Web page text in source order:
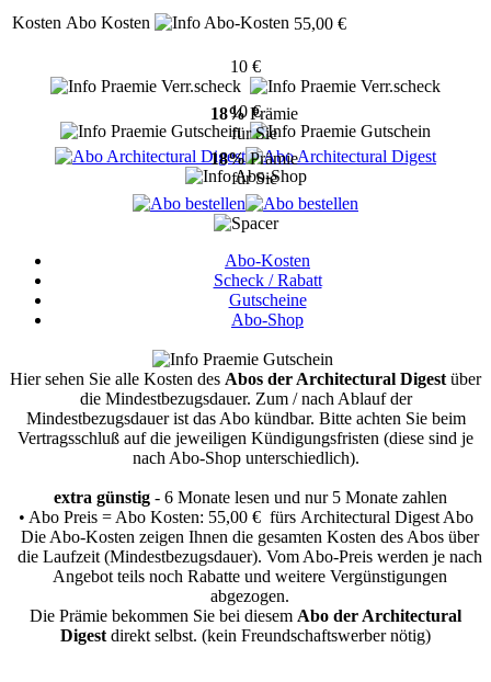
Kosten Abo Kosten 55,00 €
10 €
18% Prämie
für Sie
10 €
18% Prämie
für Sie
Abo-Kosten
Scheck / Rabatt
Gutscheine
Abo-Shop
Hier sehen Sie alle Kosten des Abos der Architectural Digest über
die Mindestbezugsdauer. Zum / nach Ablauf der
Mindestbezugsdauer ist das Abo kündbar. Bitte achten Sie beim
Vertragsschluß auf die jeweiligen Kündigungsfristen (diese sind je
nach Abo-Shop unterschiedlich).
extra günstig- 6 Monate lesen und nur 5 Monate zahlen
• Abo Preis = Abo Kosten: 55,00 € fürs Architectural Digest Abo
Die Abo-Kosten zeigen Ihnen die gesamten Kosten des Abos über
die Laufzeit (Mindestbezugsdauer). Vom Abo-Preis werden je nach
Angebot teils noch Rabatte und weitere Vergünstigungen
abgezogen.
Die Prämie bekommen Sie bei diesem Abo der Architectural
Digest direkt selbst. (kein Freundschaftswerber nötig)